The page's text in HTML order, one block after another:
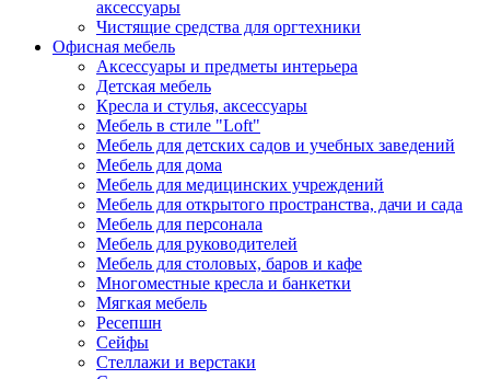
аксессуары
Чистящие средства для оргтехники
Офисная мебель
Аксессуары и предметы интерьера
Детская мебель
Кресла и стулья, аксессуары
Мебель в стиле "Loft"
Мебель для детских садов и учебных заведений
Мебель для дома
Мебель для медицинских учреждений
Мебель для открытого пространства, дачи и сада
Мебель для персонала
Мебель для руководителей
Мебель для столовых, баров и кафе
Многоместные кресла и банкетки
Мягкая мебель
Ресепшн
Сейфы
Стеллажи и верстаки